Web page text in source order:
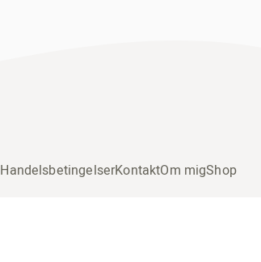
HandelsbetingelserKontaktOm migShop